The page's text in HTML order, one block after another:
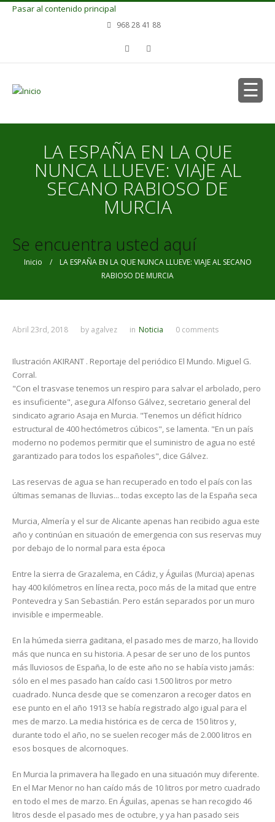
Pasar al contenido principal
968 28 41 88
LA ESPAÑA EN LA QUE
NUNCA LLUEVE: VIAJE AL
SECANO RABIOSO DE
MURCIA
Se encuentra usted aquí
Inicio / LA ESPAÑA EN LA QUE NUNCA LLUEVE: VIAJE AL SECANO
RABIOSO DE MURCIA
Abril 23rd, 2018 by agalvez in Noticia 0 comments
Ilustración AKIRANT . Reportaje del periódico El Mundo. Miguel G.
Corral.
"Con el trasvase tenemos un respiro para salvar el arbolado, pero
es insuficiente", asegura Alfonso Gálvez, secretario general del
sindicato agrario Asaja en Murcia. "Tenemos un déficit hídrico
estructural de 400 hectómetros cúbicos", se lamenta. "En un país
moderno no podemos permitir que el suministro de agua no esté
garantizado para todos los españoles", dice Gálvez.
Las reservas de agua se han recuperado en todo el país con las
últimas semanas de lluvias... todas excepto las de la España seca
Murcia, Almería y el sur de Alicante apenas han recibido agua este
año y continúan en situación de emergencia con sus reservas muy
por debajo de lo normal para esta época
Entre la sierra de Grazalema, en Cádiz, y Águilas (Murcia) apenas
hay 400 kilómetros en línea recta, poco más de la mitad que entre
Pontevedra y San Sebastián. Pero están separados por un muro
invisible e impermeable.
En la húmeda sierra gaditana, el pasado mes de marzo, ha llovido
más que nunca en su historia. A pesar de ser uno de los puntos
más lluviosos de España, lo de este año no se había visto jamás:
sólo en el mes pasado han caído casi 1.500 litros por metro
cuadrado. Nunca desde que se comenzaron a recoger datos en
ese punto en el año 1913 se había registrado algo igual para el
mes de marzo. La media histórica es de cerca de 150 litros y,
durante todo el año, no se suelen recoger más de 2.000 litros en
esos bosques de alcornoques.
En Murcia la primavera ha llegado en una situación muy diferente.
En el Mar Menor no han caído más de 10 litros por metro cuadrado
en todo el mes de marzo. En Águilas, apenas se han recogido 46
litros desde el pasado mes de octubre, y ya han pasado seis